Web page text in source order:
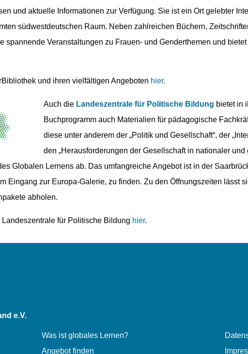
und aktuelle Informationen zur Verfügung. Sie ist ein Ort gelebter
südwestdeutschen Raum. Neben zahlreichen Büchern,
spannende Veranstaltungen zu Frauen- und Genderthemen und
und ihren vielfältigen Angeboten hier.
Auch die Landeszentrale für Politische Bildung bietet in
Buchprogramm auch Materialien für pädagogische
diese unter anderem der „Politik und Gesellschaft“, der
den „Herausforderungen der Gesellschaft in nationaler und
Globalen Lernens ab. Das umfangreiche Angebot ist in der
Eingang zur Europa-Galerie, zu finden. Zu den Öffnungszeiten lässt
abholen.
für Politische Bildung hier.
e.V.
Was ist globales Lernen?
Angebot finden